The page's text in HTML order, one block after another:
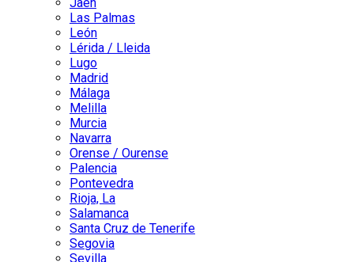
Las Palmas
León
Lérida / Lleida
Lugo
Madrid
Málaga
Melilla
Murcia
Navarra
Orense / Ourense
Palencia
Pontevedra
Rioja, La
Salamanca
Santa Cruz de Tenerife
Segovia
Sevilla